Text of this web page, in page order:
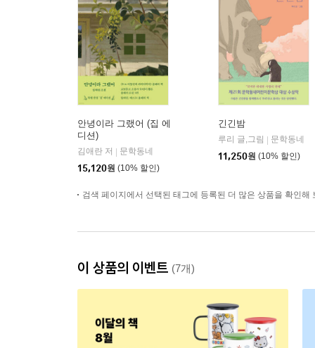
안녕이라 그랬어 (집 에
디션)
김애란 저
문학동네
15,120원 (10% 할인)
긴긴밤
루리 글,그림
문학동네
11,250원 (10% 할인)
검색 페이지에서 선택된 태그에 등록된 더 많은 상품을 확인해
이 상품의 이벤트 (7개)